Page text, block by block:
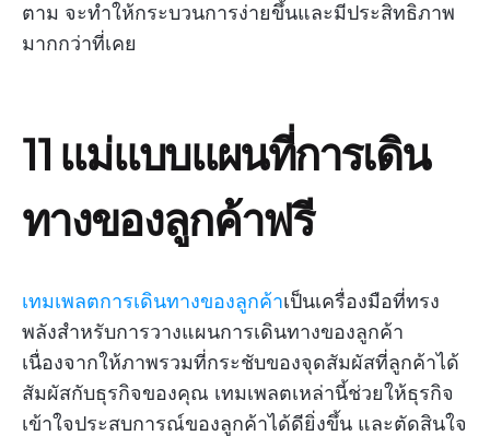
ตาม จะทำให้กระบวนการง่ายขึ้นและมีประสิทธิภาพ
มากกว่าที่เคย
11 แม่แบบแผนที่การเดิน
ทางของลูกค้าฟรี
เทมเพลตการเดินทางของลูกค้าเป็นเครื่องมือที่ทรง
พลังสำหรับการวางแผนการเดินทางของลูกค้า
เนื่องจากให้ภาพรวมที่กระชับของจุดสัมผัสที่ลูกค้าได้
สัมผัสกับธุรกิจของคุณ เทมเพลตเหล่านี้ช่วยให้ธุรกิจ
เข้าใจประสบการณ์ของลูกค้าได้ดียิ่งขึ้น และตัดสินใจ